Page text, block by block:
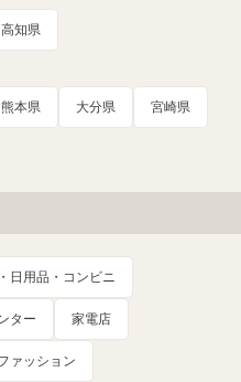
高知県
熊本県 大分県 宮崎県
日用品・コンビニ
ター 家電店
ァッション